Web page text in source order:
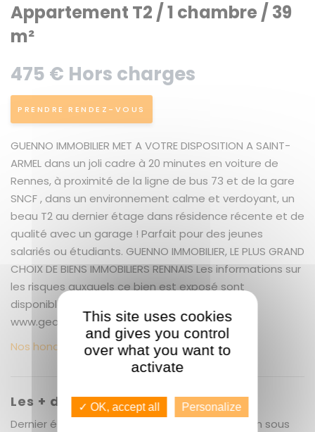
Appartement T2 / 1 chambre / 39
m²
475 € Hors charges
PRENDRE RENDEZ-VOUS
GUENNO IMMOBILIER MET A VOTRE DISPOSITION A SAINT-
ARMEL dans un joli cadre à 20 minutes en voiture de
Rennes, à proximité de la ligne de bus 73 et de la gare
SNCF , dans un environnement calme et verdoyant, un
beau T2 au dernier étage dans résidence récente et de
qualité avec un garage ! Parfait pour des jeunes
salariés ou étudiants. GUENNO IMMOBILIER, LE PLUS GRAND
CHOIX DE BIENS IMMOBILIERS RENNAIS Les informations sur
les risques auxquels ce bien est exposé sont
disponibles sur le site Géorisques :
www.georisques.gouv.fr
Nos honoraires
Les + du bien
Dernier étage - Belle copropriété -Box fermé en sous
This site uses cookies
and gives you control
over what you want to
activate
✓ OK, accept all Personalize